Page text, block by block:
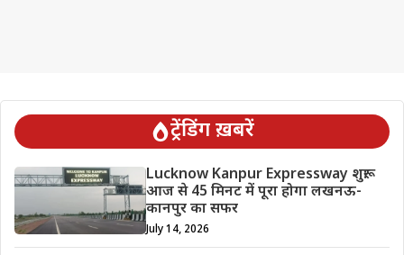
ट्रेंडिंग ख़बरें
Lucknow Kanpur Expressway शुरू:
आज से 45 मिनट में पूरा होगा लखनऊ-
कानपुर का सफर
July 14, 2026